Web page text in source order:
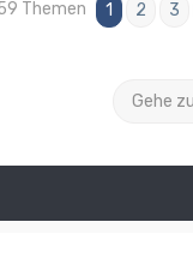
Themen 1 2 3
Gehe zu